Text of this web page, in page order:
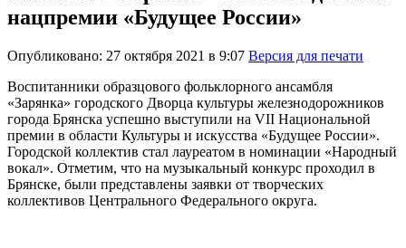
нацпремии «Будущее России»
Опубликовано: 27 октября 2021 в 9:07 Версия для печати
Воспитанники образцового фольклорного ансамбля
«Зарянка» городского Дворца культуры железнодорожников
города Брянска успешно выступили на VII Национальной
премии в области Культуры и искусства «Будущее России».
Городской коллектив стал лауреатом в номинации «Народный
вокал». Отметим, что на музыкальный конкурс проходил в
Брянске, были представлены заявки от творческих
коллективов Центрального Федерального округа.